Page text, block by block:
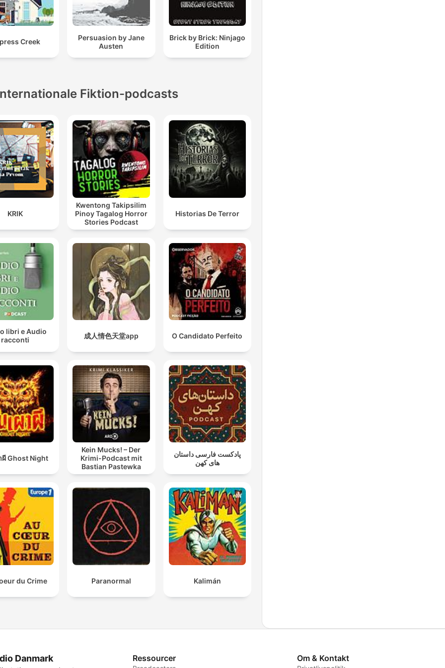
Creek
Persuasion by Jane
Austen
Brick by Brick: Ninjago
Edition
Fiktion-podcasts
KRIK
Kwentong Takipsilim
Pinoy Tagalog Horror
Stories Podcast
Historias De Terror
libri e Audio
racconti
成人情色天堂app O Candidato Perfeito
ผี Ghost Night
Kein Mucks! – Der
Krimi-Podcast mit
Bastian Pastewka
پادکست فارسی داستان
های کهن
du Crime Paranormal Kalimán
Danmark Ressourcer Om & Kontakt